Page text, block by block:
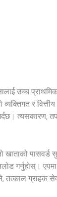
उच्च
र वित्तीय
त्यसकारण,
पासवर्ड
गर्नुहोस्।
तत्काल ग्राहक